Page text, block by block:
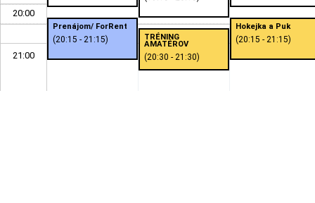
20:00
21:00
Prenájom/ ForRent
(20:15 - 21:15) TRÉNING
AMATÉROV
(20:30 - 21:30)
Hokejka a Puk
(20:15 - 21:15)